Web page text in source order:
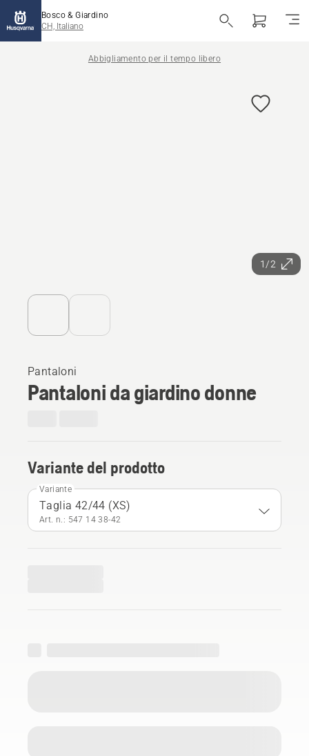
Bosco & Giardino
CH, Italiano
Abbigliamento per il tempo libero
1/2
Pantaloni
Pantaloni da giardino donne
Variante del prodotto
Variante
Taglia 42/44 (XS)
Art. n.: 547 14 38‑42